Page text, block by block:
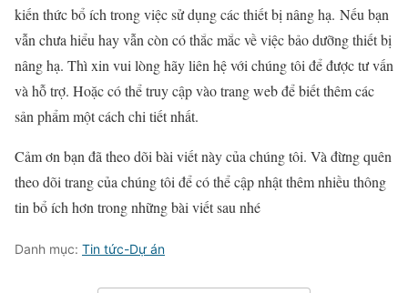
kiến thức bổ ích trong việc sử dụng các thiết bị nâng hạ. Nếu bạn
vẫn chưa hiểu hay vẫn còn có thắc mắc về việc bảo dưỡng thiết bị
nâng hạ. Thì xin vui lòng hãy liên hệ với chúng tôi để được tư vấn
và hỗ trợ. Hoặc có thể truy cập vào trang web để biết thêm các
sản phẩm một cách chi tiết nhất.
Cảm ơn bạn đã theo dõi bài viết này của chúng tôi. Và đừng quên
theo dõi trang của chúng tôi để có thể cập nhật thêm nhiều thông
tin bổ ích hơn trong những bài viết sau nhé
Danh mục: Tin tức-Dự án